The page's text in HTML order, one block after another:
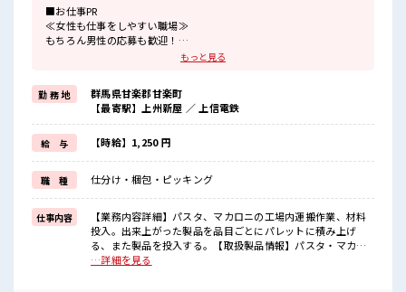
■お仕事PR
≪女性も仕事をしやすい職場≫
もちろん男性の応募も歓迎！
残業はほとんどナシ！
≪動きやすい制服アリ≫
制服があるので、
毎日の服装の悩み解消♪
≪初めての仕事だけど自分にもできそう≫
新しいことにチャレンジするのは不安だけど、
しっかり働く環境が整っています！
イチからスキルUP・ステップUP目指していきましょう！
≪収入アップを目指せる≫
高時給だらけの派遣のお仕事です！
■職場の雰囲気
女性が多い職場ですが男女は問いません！
もっと見る
勤 務 地
群馬県甘楽郡甘楽町
【最寄駅】上州新屋 ／ 上信電鉄
給 与 【時給】1,250 円
職 種 仕分け・梱包・ピッキング
仕事内容
【業務内容詳細】パスタ、マカロニの工場内運搬作業、材料
投入。出来上がった製品を品目ごとにパレットに積み上げ
る、また製品を投入する。【取扱製品情報】パスタ・マカロ
ニ ■お仕事PR ≪女性も仕事をしやすい職場≫ もちろん男性の
…詳細を見る